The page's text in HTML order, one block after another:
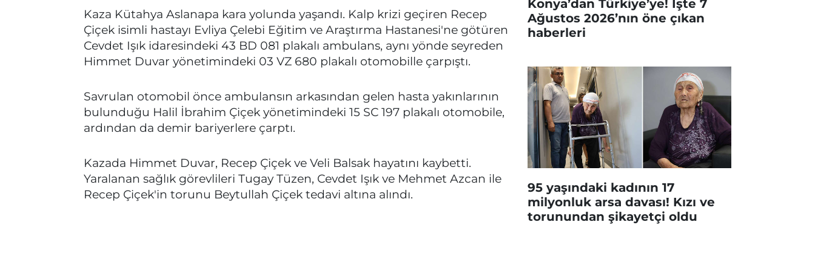
Kaza Kütahya Aslanapa kara yolunda yaşandı. Kalp krizi geçiren Recep
Çiçek isimli hastayı Evliya Çelebi Eğitim ve Araştırma Hastanesi'ne götüren
Cevdet Işık idaresindeki 43 BD 081 plakalı ambulans, aynı yönde seyreden
Himmet Duvar yönetimindeki 03 VZ 680 plakalı otomobille çarpıştı.
Savrulan otomobil önce ambulansın arkasından gelen hasta yakınlarının
bulunduğu Halil İbrahim Çiçek yönetimindeki 15 SC 197 plakalı otomobile,
ardından da demir bariyerlere çarptı.
Kazada Himmet Duvar, Recep Çiçek ve Veli Balsak hayatını kaybetti.
Yaralanan sağlık görevlileri Tugay Tüzen, Cevdet Işık ve Mehmet Azcan ile
Recep Çiçek'in torunu Beytullah Çiçek tedavi altına alındı.
Konya’dan Türkiye’ye! İşte 7
Ağustos 2026’nın öne çıkan
haberleri
95 yaşındaki kadının 17
milyonluk arsa davası! Kızı ve
torunundan şikayetçi oldu